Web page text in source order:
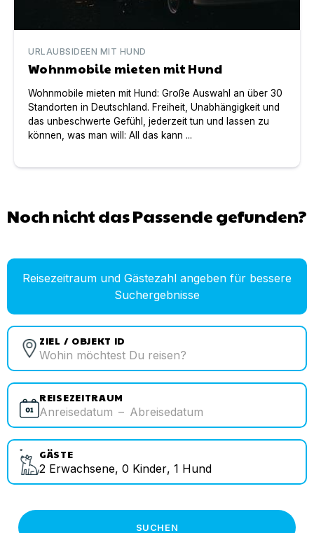
URLAUBSIDEEN MIT HUND
Wohnmobile mieten mit Hund
Wohnmobile mieten mit Hund: Große Auswahl an über 30
Standorten in Deutschland. Freiheit, Unabhängigkeit und
das unbeschwerte Gefühl, jederzeit tun und lassen zu
können, was man will: All das kann ...
Noch nicht das Passende gefunden?
Reisezeitraum und Gästezahl angeben für bessere
Suchergebnisse
ZIEL / OBJEKT ID
REISEZEITRAUM
Anreisedatum – Abreisedatum
GÄSTE
2 Erwachsene, 0 Kinder, 1 Hund
SUCHEN